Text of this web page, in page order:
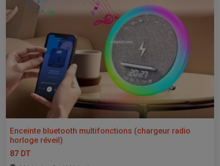
Enceinte bluetooth multifonctions (chargeur radio
horloge réveil)
87 DT